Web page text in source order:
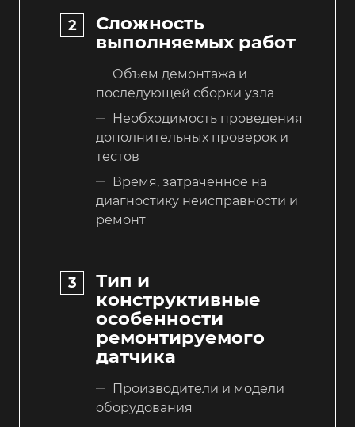
Сложность
выполняемых работ
Объем демонтажа и
последующей сборки узла
Необходимость проведения
дополнительных проверок и
тестов
Время, затраченное на
диагностику неисправности и
ремонт
Тип и
конструктивные
особенности
ремонтируемого
датчика
Производители и модели
оборудования